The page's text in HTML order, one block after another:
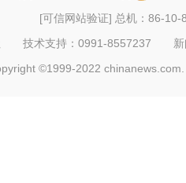
[可信网站验证] 总机：86-10-
社 技术支持：0991-8557237
©1999-2022